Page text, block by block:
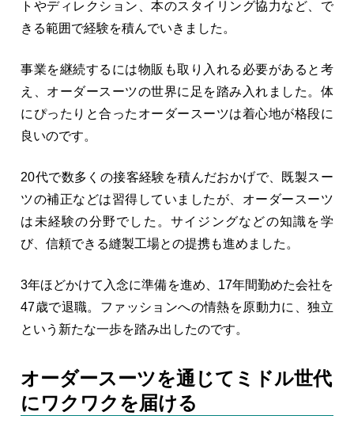
トやディレクション、本のスタイリング協力など、で
きる範囲で経験を積んでいきました。
事業を継続するには物販も取り入れる必要があると考
え、オーダースーツの世界に足を踏み入れました。体
にぴったりと合ったオーダースーツは着心地が格段に
良いのです。
20代で数多くの接客経験を積んだおかげで、既製スー
ツの補正などは習得していましたが、オーダースーツ
は未経験の分野でした。サイジングなどの知識を学
び、信頼できる縫製工場との提携も進めました。
3年ほどかけて入念に準備を進め、17年間勤めた会社を
47歳で退職。ファッションへの情熱を原動力に、独立
という新たな一歩を踏み出したのです。
オーダースーツを通じてミドル世代
にワクワクを届ける